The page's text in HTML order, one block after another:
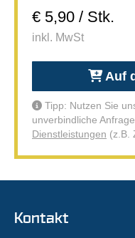
€ 5,90 / Stk.
inkl. MwSt
Auf
Tipp: Nutzen Sie
unverbindliche
Dienstleistungen (z.B.
Kontakt